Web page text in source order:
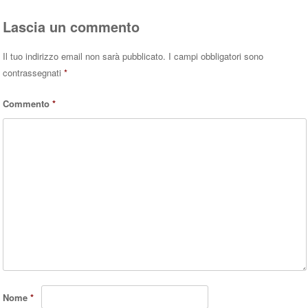
Lascia un commento
Il tuo indirizzo email non sarà pubblicato. I campi obbligatori sono
contrassegnati*
Commento*
Nome*